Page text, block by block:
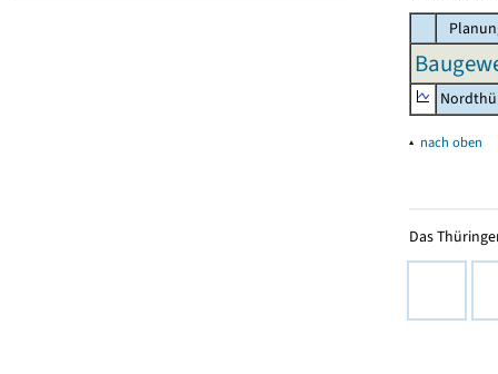
▴ nach oben
Das